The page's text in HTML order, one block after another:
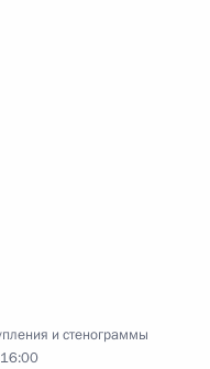
и стенограммы